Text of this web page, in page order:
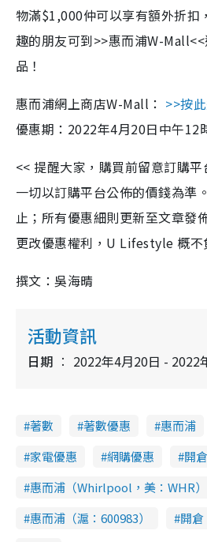
物滿$1,000仲可以享有額外折扣
趣的朋友可到>>惠而浦W-Mall<<
品！
惠而浦網上商店W-Mall ： >>按
優惠期：2022年4月20日中午12
<<提醒大家，購買前留意訂購平
一切以訂購平台公佈的價錢為準
止；所有優惠細則更新至文章發
更改優惠權利， U Lifestyle 概不
撰文：吳海晴
活動資訊
日期 2022年4月20日 - 2022
著數 著數優惠 惠而浦
家電優惠
網購優惠
開
惠而浦（Whirlpool，美：WHR）
惠而浦（滬：600983）
開倉